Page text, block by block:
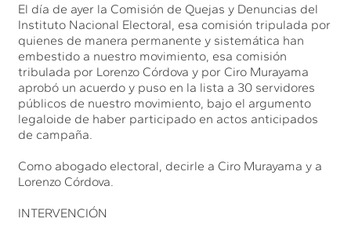
El día de ayer la Comisión de Quejas y Denuncias del
Instituto Nacional Electoral, esa comisión tripulada por
quienes de manera permanente y sistemática han
embestido a nuestro movimiento, esa comisión
tribulada por Lorenzo Córdova y por Ciro Murayama
aprobó un acuerdo y puso en la lista a 30 servidores
públicos de nuestro movimiento, bajo el argumento
legaloide de haber participado en actos anticipados
de campaña.
Como abogado electoral, decirle a Ciro Murayama y a
Lorenzo Córdova.
INTERVENCIÓN